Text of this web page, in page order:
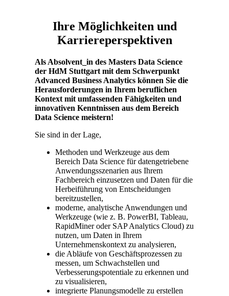
Ihre Möglichkeiten und
Karriereperspektiven
Als Absolvent_in des Masters Data Science
der HdM Stuttgart mit dem Schwerpunkt
Advanced Business Analytics können Sie die
Herausforderungen in Ihrem beruflichen
Kontext mit umfassenden Fähigkeiten und
innovativen Kenntnissen aus dem Bereich
Data Science meistern!
Sie sind in der Lage,
Methoden und Werkzeuge aus dem
Bereich Data Science für datengetriebene
Anwendungsszenarien aus Ihrem
Fachbereich einzusetzen und Daten für die
Herbeiführung von Entscheidungen
bereitzustellen,
moderne, analytische Anwendungen und
Werkzeuge (wie z. B. PowerBI, Tableau,
RapidMiner oder SAP Analytics Cloud) zu
nutzen, um Daten in Ihrem
Unternehmenskontext zu analysieren,
die Abläufe von Geschäftsprozessen zu
messen, um Schwachstellen und
Verbesserungspotentiale zu erkennen und
zu visualisieren,
integrierte Planungsmodelle zu erstellen